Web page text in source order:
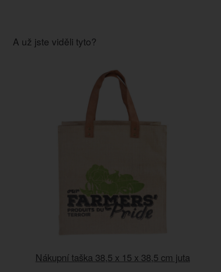
A už jste viděli tyto?
Nákupní taška 38,5 x 15 x 38,5 cm juta